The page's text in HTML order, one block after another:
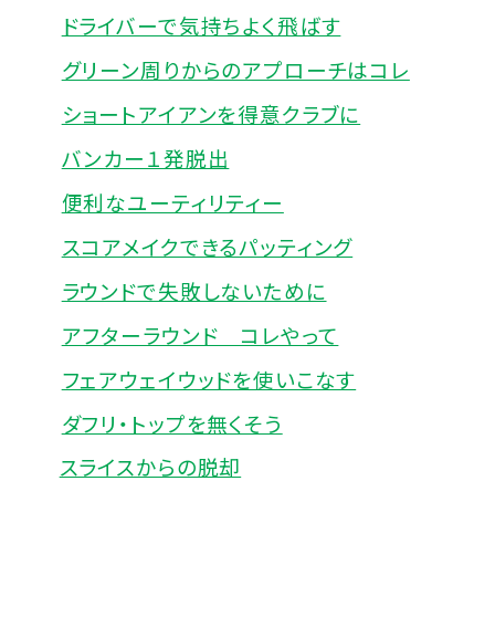
ドライバーで気持ちよく飛ばす
グリーン周りからのアプローチはコレ
ショートアイアンを得意クラブに
バンカー１発脱出
便利なユーティリティー
スコアメイクできるパッティング
ラウンドで失敗しないために
アフターラウンド コレやって
フェアウェイウッドを使いこなす
ダフリ・トップを無くそう
スライスからの脱却